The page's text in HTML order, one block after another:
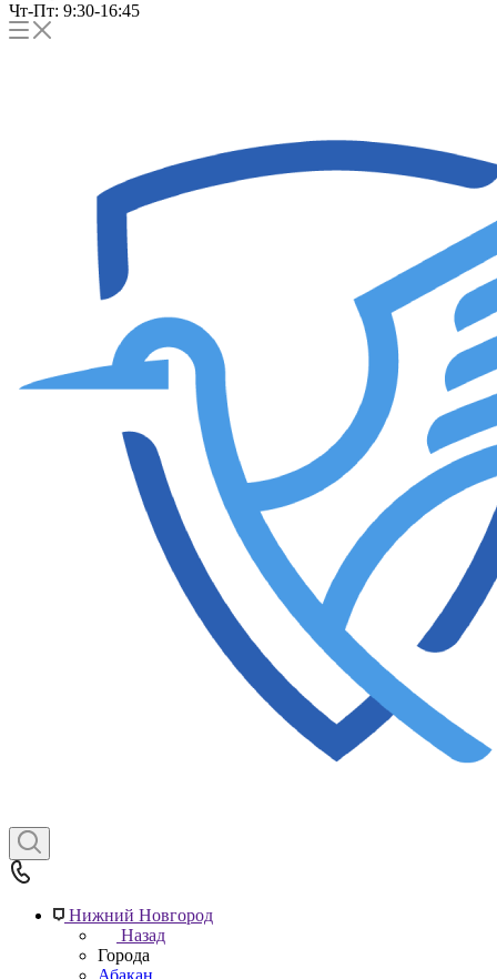
Чт-Пт: 9:30-16:45
Нижний Новгород
Назад
Города
Абакан